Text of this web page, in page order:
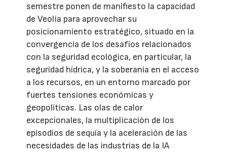
semestre ponen de manifiesto la capacidad
de Veolia para aprovechar su
posicionamiento estratégico, situado en la
convergencia de los desafíos relacionados
con la seguridad ecológica, en particular, la
seguridad hídrica, y la soberanía en el acceso
a los recursos, en un entorno marcado por
fuertes tensiones económicas y
geopolíticas. Las olas de calor
excepcionales, la multiplicación de los
episodios de sequía y la aceleración de las
necesidades de las industrias de la IA